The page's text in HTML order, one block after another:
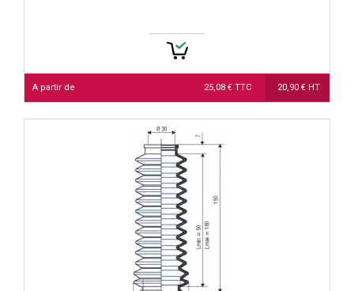
A partir de 25,08 € TTC 20,90 € HT